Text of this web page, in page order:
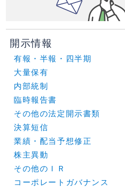
開示情報
有報・半報・四半期
大量保有
内部統制
臨時報告書
その他の法定開示書類
決算短信
業績・配当予想修正
株主異動
その他のＩＲ
コーポレートガバナンス